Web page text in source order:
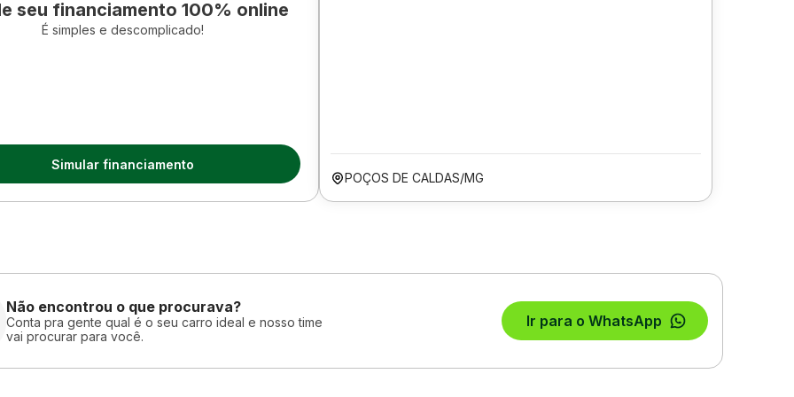
seu financiamento 100% online
É simples e descomplicado!
Simular financiamento
POÇOS DE CALDAS/MG
Não encontrou o que procurava?
Conta pra gente qual é o seu carro ideal e nosso time
vai procurar para você.
Ir para o WhatsApp